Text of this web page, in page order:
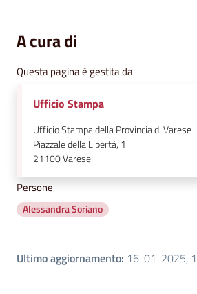
A cura di
Questa pagina è gestita da
Ufficio Stampa
Ufficio Stampa della Provincia di Varese
Piazzale della Libertà, 1
21100Varese
Persone
Alessandra Soriano
Ultimo aggiornamento: 16-01-2025,